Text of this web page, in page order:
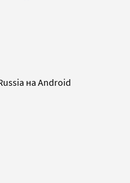
на Android